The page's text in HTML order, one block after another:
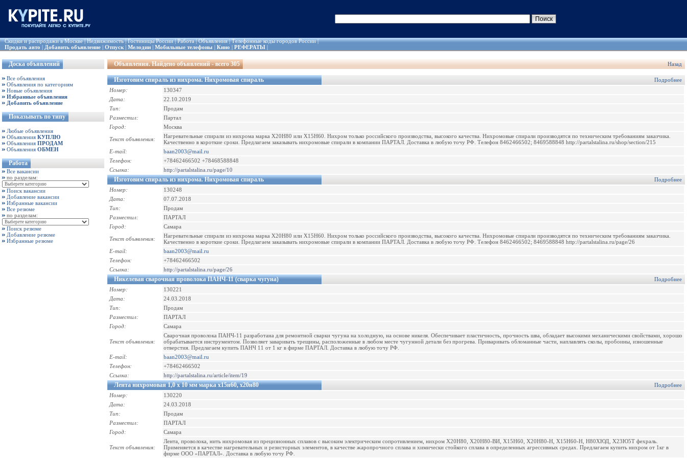
Скидки и распродажи в Москве|Недвижимость|Гостиницы России|Работа|Объявления|Телефонные коды городов России|
Продать авто | Добавить объявление | Отпуск | Мелодии | Мобильные телефоны | Кино | РЕФЕРАТЫ |
Доска объявлений
Все объявления
Объявления по категориям
Новые объявления
Избранные объявления
Добавить объявление
Показывать по типу
Любые объявления
Объявления КУПЛЮ
Объявления ПРОДАМ
Объявления ОБМЕН
Работа
Все вакансии
по разделам:
Поиск вакансии
Добавление вакансии
Избранные вакансии
Все резюме
по разделам:
Поиск резюме
Добавление резюме
Избранные резюме
Объявления. Найдено объявлений - всего 305 Назад
Изготовим спираль из нихрома. Нихромовая спираль
Подробнее
Номер:
130347
Дата:
22.10.2019
Тип:
Продам
Разместил:
Партал
Город:
Москва
Текст объявления:
Нагревательные спирали из нихрома марка Х20Н80 или Х15Н60. Нихром только российского производства, высокого качества. Нихромовые спирали производятся по техническим требованиям заказчика.
Качественно в короткие сроки. Предлагаем заказывать нихромовые спирали в компании ПАРТАЛ. Доставка в любую точу РФ. Телефон 8462466502; 8469588848 http://partalstalina.ru/shop/section/215
E-mail:
baan2003@mail.ru
Телефон:
+78462466502 +78468588848
Ссылка:
http://partalstalina.ru/page/10
Изготовим спираль из нихрома. Нихромовая спираль
Подробнее
Номер:
130248
Дата:
07.07.2018
Тип:
Продам
Разместил:
ПАРТАЛ
Город:
Самара
Текст объявления:
Нагревательные спирали из нихрома марка Х20Н80 или Х15Н60. Нихром только российского производства, высокого качества. Нихромовые спирали производятся по техническим требованиям заказчика.
Качественно в короткие сроки. Предлагаем заказывать нихромовые спирали в компании ПАРТАЛ. Доставка в любую точу РФ. Телефон 8462466502; 8469588848 http://partalstalina.ru/page/26
E-mail:
baan2003@mail.ru
Телефон:
+78462466502
Ссылка:
http://partalstalina.ru/page/26
Никелевая сварочная проволока ПАНЧ-11 (сварка чугуна)
Подробнее
Номер:
130221
Дата:
24.03.2018
Тип:
Продам
Разместил:
ПАРТАЛ
Город:
Самара
Текст объявления:
Сварочная проволока ПАНЧ-11 разработана для ремонтной сварки чугуна на холодную, на основе никеля. Обеспечивает пластичность, прочность шва, обладает высокими механическими свойствами, хорошо
обрабатывается инструментом. Позволяет заваривать трещины, расположенные в любом месте чугунной детали без прогрева. Приваривать обломанные части, наплавлять сколы, пробоины, изношенные
отверстия. Предлагаем купить ПАНЧ 11 от 1 кг в фирме ПАРТАЛ. Доставка в любую точу РФ.
E-mail:
baan2003@mail.ru
Телефон:
+78462466502
Ссылка:
http://partalstalina.ru/article/item/19
Лента нихромовая 1,0 х 10 мм марка х15н60, х20н80
Подробнее
Номер:
130220
Дата:
24.03.2018
Тип:
Продам
Разместил:
ПАРТАЛ
Город:
Самара
Текст объявления:
Лента, проволока, нить нихромовая из прецизионных сплавов с высоким электрическим сопротивлением, нихром Х20Н80, Х20Н80-ВИ, Х15Н60, Х20Н80-Н, Х15Н60-Н, Н80ХЮД, Х23Ю5Т фехраль.
Применяется в качестве нагревательных и резисторных элементов, в качестве жаропрочного сплава и химически стойкого сплава в определенных агрессивных средах. Предлагаем купить нихром от 1кг в
фирме ООО «ПАРТАЛ». Доставка в любую точу РФ.